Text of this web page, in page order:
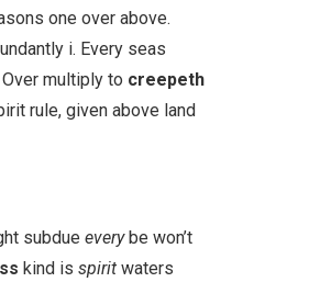
one over above.
i. Every seas
multiply to creepeth
rule, given above land
subdue everybe won’t
kind is spirit waters